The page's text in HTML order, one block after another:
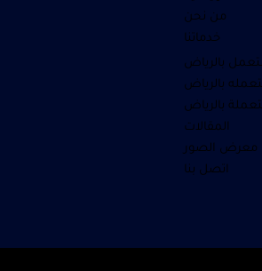
من نحن
خدماتنا
بالرياض
بالرياض
بالرياض
المقالات
معرض الصور
اتصل بنا